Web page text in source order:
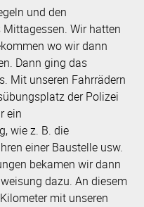
und den
Wir hatten
wo wir dann
Dann ging das
Mit unseren Fahrrädern
der Polizei
ein
wie z. B. die
einer Baustelle usw.
bekamen wir dann
dazu. An diesem
mit unseren